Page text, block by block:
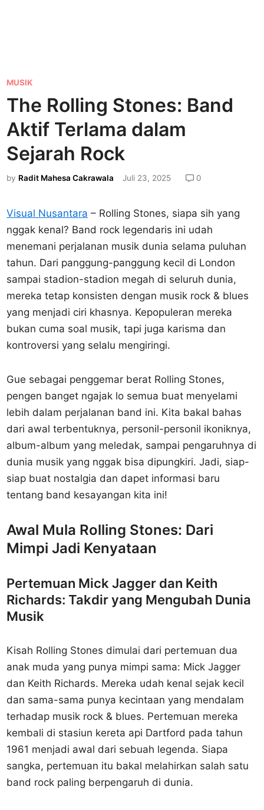
P
o
s
t
e
d
i
MUSIK
The Rolling Stones: Band
Aktif Terlama dalam
Sejarah Rock
by Radit Mahesa Cakrawala Juli 23, 2025 0
Visual Nusantara – Rolling Stones, siapa sih yang
nggak kenal? Band rock legendaris ini udah
menemani perjalanan musik dunia selama puluhan
tahun. Dari panggung-panggung kecil di London
sampai stadion-stadion megah di seluruh dunia,
mereka tetap konsisten dengan musik rock & blues
yang menjadi ciri khasnya. Kepopuleran mereka
bukan cuma soal musik, tapi juga karisma dan
kontroversi yang selalu mengiringi.
Gue sebagai penggemar berat Rolling Stones,
pengen banget ngajak lo semua buat menyelami
lebih dalam perjalanan band ini. Kita bakal bahas
dari awal terbentuknya, personil-personil ikoniknya,
album-album yang meledak, sampai pengaruhnya di
dunia musik yang nggak bisa dipungkiri. Jadi, siap-
siap buat nostalgia dan dapet informasi baru
tentang band kesayangan kita ini!
Awal Mula Rolling Stones: Dari
Mimpi Jadi Kenyataan
Pertemuan Mick Jagger dan Keith
Richards: Takdir yang Mengubah Dunia
Musik
Kisah Rolling Stones dimulai dari pertemuan dua
anak muda yang punya mimpi sama: Mick Jagger
dan Keith Richards. Mereka udah kenal sejak kecil
dan sama-sama punya kecintaan yang mendalam
terhadap musik rock & blues. Pertemuan mereka
kembali di stasiun kereta api Dartford pada tahun
1961 menjadi awal dari sebuah legenda. Siapa
sangka, pertemuan itu bakal melahirkan salah satu
band rock paling berpengaruh di dunia.